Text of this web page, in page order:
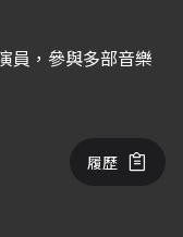
員，參與多部音樂
履歷